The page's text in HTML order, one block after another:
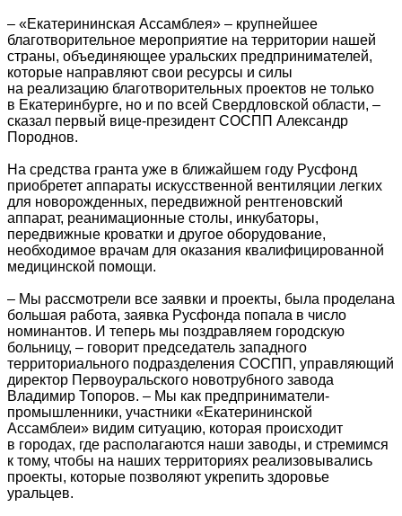
– «Екатерининская Ассамблея» – крупнейшее
благотворительное мероприятие на территории нашей
страны, объединяющее уральских предпринимателей,
которые направляют свои ресурсы и силы
на реализацию благотворительных проектов не только
в Екатеринбурге, но и по всей Свердловской области, –
сказал первый вице-президент СОСПП Александр
Породнов.
На средства гранта уже в ближайшем году Русфонд
приобретет аппараты искусственной вентиляции легких
для новорожденных, передвижной рентгеновский
аппарат, реанимационные столы, инкубаторы,
передвижные кроватки и другое оборудование,
необходимое врачам для оказания квалифицированной
медицинской помощи.
– Мы рассмотрели все заявки и проекты, была проделана
большая работа, заявка Русфонда попала в число
номинантов. И теперь мы поздравляем городскую
больницу, – говорит председатель западного
территориального подразделения СОСПП, управляющий
директор Первоуральского новотрубного завода
Владимир Топоров. – Мы как предприниматели-
промышленники, участники «Екатерининской
Ассамблеи» видим ситуацию, которая происходит
в городах, где располагаются наши заводы, и стремимся
к тому, чтобы на наших территориях реализовывались
проекты, которые позволяют укрепить здоровье
уральцев.